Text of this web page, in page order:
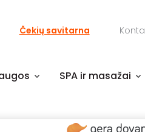
Čekių savitarna
SPA ir masažai